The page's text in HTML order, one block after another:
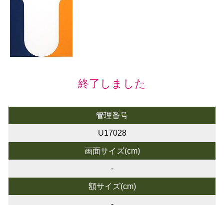
終了しました
管理番号
U17028
画面サイズ(cm)
-
額サイズ(cm)